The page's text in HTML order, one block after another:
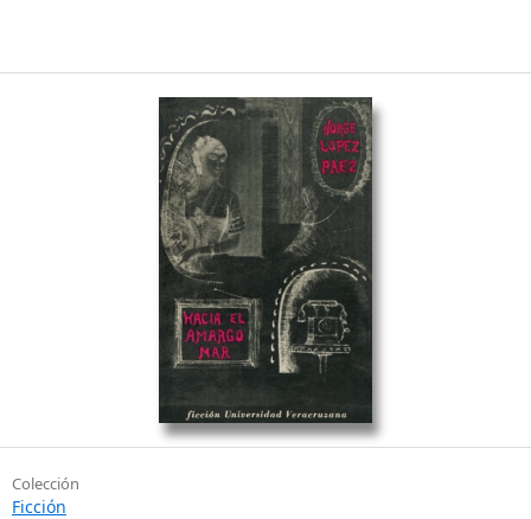
Colección
Ficción